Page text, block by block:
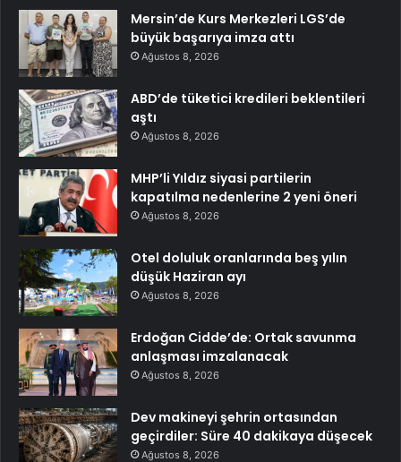
Mersin’de Kurs Merkezleri LGS’de
büyük başarıya imza attı
Ağustos 8, 2026
ABD’de tüketici kredileri beklentileri
aştı
Ağustos 8, 2026
MHP’li Yıldız siyasi partilerin
kapatılma nedenlerine 2 yeni öneri
Ağustos 8, 2026
Otel doluluk oranlarında beş yılın
düşük Haziran ayı
Ağustos 8, 2026
Erdoğan Cidde’de: Ortak savunma
anlaşması imzalanacak
Ağustos 8, 2026
Dev makineyi şehrin ortasından
geçirdiler: Süre 40 dakikaya düşecek
Ağustos 8, 2026